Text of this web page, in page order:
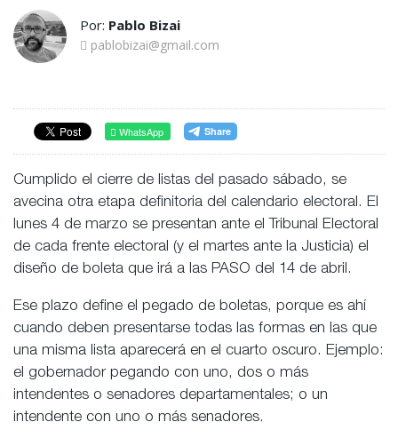
Por: Pablo Bizai
pablobizai@gmail.com
WhatsApp
Cumplido el cierre de listas del pasado sábado, se
avecina otra etapa definitoria del calendario electoral. El
lunes 4 de marzo se presentan ante el Tribunal Electoral
de cada frente electoral (y el martes ante la Justicia) el
diseño de boleta que irá a las PASO del 14 de abril.
Ese plazo define el pegado de boletas, porque es ahí
cuando deben presentarse todas las formas en las que
una misma lista aparecerá en el cuarto oscuro. Ejemplo:
el gobernador pegando con uno, dos o más
intendentes o senadores departamentales; o un
intendente con uno o más senadores.